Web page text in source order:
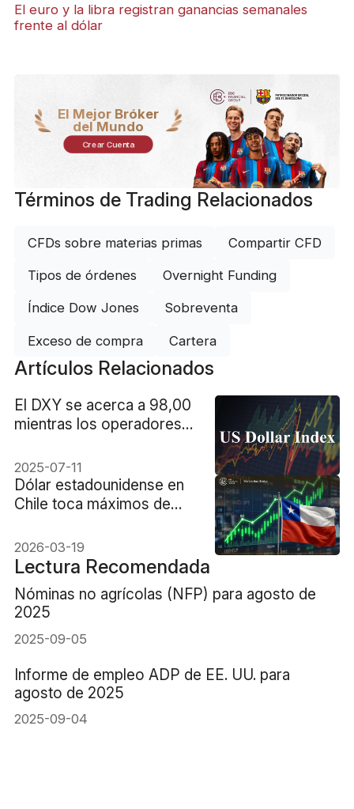
El euro y la libra registran ganancias semanales
frente al dólar
El Mejor Bróker
del Mundo
Crear Cuenta
Términos de Trading Relacionados
CFDs sobre materias primas Compartir CFD
Tipos de órdenes Overnight Funding
Índice Dow Jones Sobreventa
Exceso de compra Cartera
Artículos Relacionados
El DXY se acerca a 98,00
mientras los operadores
medidas de la Fed y
Trump
2025-07-11
Dólar estadounidense en
Chile toca máximos de
2026-03-19
Lectura Recomendada
Nóminas no agrícolas (NFP) para agosto de
2025
2025-09-05
Informe de empleo ADP de EE. UU. para
agosto de 2025
2025-09-04